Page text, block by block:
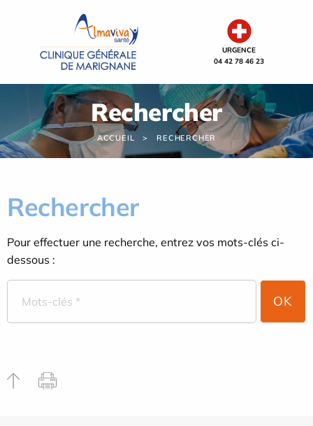
URGENCE
04 42 78 46 23
Rechercher
ACCUEIL RECHERCHER
Rechercher
Pour effectuer une recherche, entrez vos mots-clés ci-
dessous :